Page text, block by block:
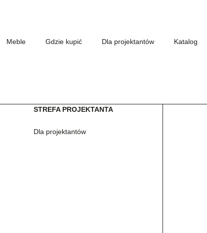
Meble Gdzie kupić Dla projektantów Katalog
STREFA PROJEKTANTA
Dla projektantów